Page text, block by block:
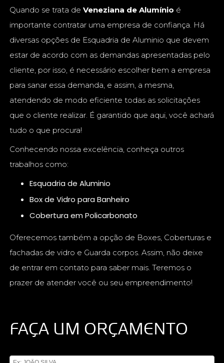
Quando se trata deVeneziana de Alumínio é
importante contratar uma empresa de confiança. Há
diversas opções de Esquadria de Aluminio que devem
estar de acordo com as demandas apresentadas pelo
cliente, por isso, é necessário escolher bem a empresa
para sanar essa demanda, e assim, a mesma,
atendendo de modo eficiente todas as solicitações
que o cliente realizar. É garantido que aqui, você achará
tudo o que procura!
Conhecendo nossa excelência, conheça outros
trabalhos como:
Esquadria de Aluminio
Box de Vidro para Banheiro
Cobertura em Policarbonato
Oferecemos também a opção de Boxes, Coberturas e
fachadas de vidro e Guarda corpos. Assim, não deixe
de entrar em contato para saber mais. Teremos o
prazer de atender você ou seu empreendimento!
FAÇA UM ORÇAMENTO